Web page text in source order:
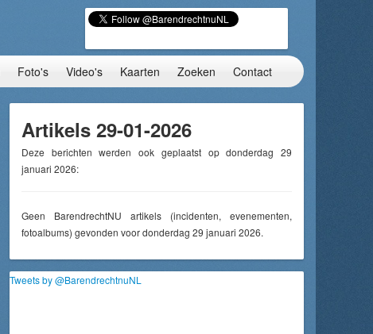
Foto's Video's Kaarten Zoeken Contact
Artikels 29-01-2026
Deze berichten werden ook geplaatst op donderdag 29
januari 2026:
Geen BarendrechtNU artikels (incidenten, evenementen,
fotoalbums) gevonden voor donderdag 29 januari 2026.
Tweets by @BarendrechtnuNL